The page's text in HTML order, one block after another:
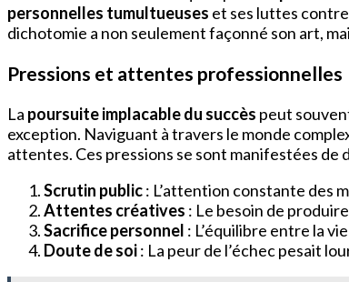
personnelles tumultueuses et ses luttes
dichotomie a non seulement façonné son art,
Pressions et attentes professionnelles
La poursuite implacable du succès peut
exception. Naviguant à travers le monde
attentes. Ces pressions se sont manifestées de
Scrutin public: L’attention constante des
Attentes créatives : Le besoin de
Sacrifice personnel : L’équilibre entre la
Doute de soi: La peur de l’échec pesait